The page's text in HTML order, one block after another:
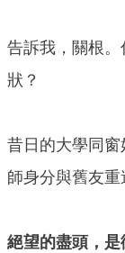
告訴我，關根
狀？
昔日的大學同
師身分與舊友
絕望的盡頭，是